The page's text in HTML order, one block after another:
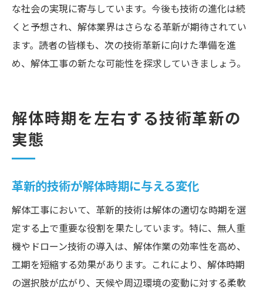
な社会の実現に寄与しています。今後も技術の進化は続
くと予想され、解体業界はさらなる革新が期待されてい
ます。読者の皆様も、次の技術革新に向けた準備を進
め、解体工事の新たな可能性を探求していきましょう。
解体時期を左右する技術革新の
実態
革新的技術が解体時期に与える変化
解体工事において、革新的技術は解体の適切な時期を選
定する上で重要な役割を果たしています。特に、無人重
機やドローン技術の導入は、解体作業の効率性を高め、
工期を短縮する効果があります。これにより、解体時期
の選択肢が広がり、天候や周辺環境の変動に対する柔軟